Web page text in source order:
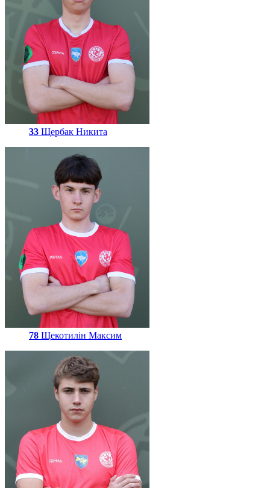
33 Щербак Никита
78 Щекотилін Максим